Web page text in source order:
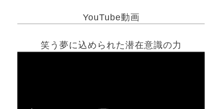
YouTube動画
笑う夢に込められた潜在意識の力